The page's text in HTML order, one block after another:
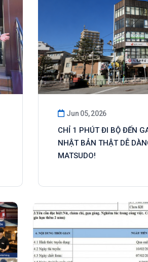
Jun 05, 2026
CHỈ 1 PHÚT ĐI BỘ ĐẾN
NHẬT BẢN THẬT DỄ
MATSUDO!